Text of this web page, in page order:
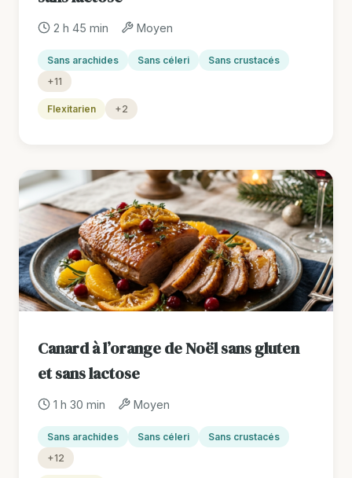
2 h 45 min Moyen
Sans arachides Sans céleri
Sans crustacés
+11
Flexitarien +2
Canard à l’orange de Noël sans gluten
et sans lactose
1 h 30 min Moyen
Sans arachides Sans céleri
Sans crustacés
+12